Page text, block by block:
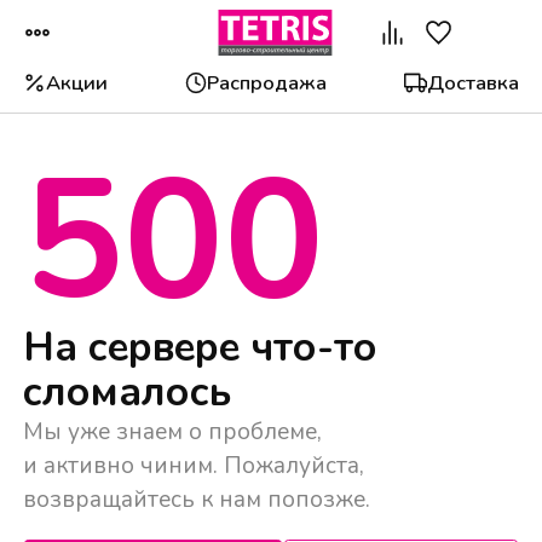
Акции Распродажа Доставка
500
На сервере что-то
сломалось
Мы уже знаем о проблеме,
и активно чиним. Пожалуйста,
возвращайтесь к нам попозже.